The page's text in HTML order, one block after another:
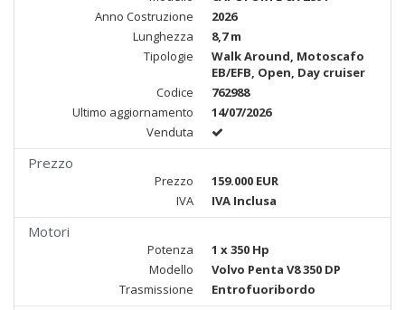
Anno Costruzione
2026
Lunghezza
8,7 m
Tipologie
Walk Around, Motoscafo
EB/EFB, Open, Day cruiser
Codice
762988
Ultimo aggiornamento
14/07/2026
Venduta
Prezzo
Prezzo
159.000 EUR
IVA
IVA Inclusa
Motori
Potenza
1 x 350 Hp
Modello
Volvo Penta V8 350 DP
Trasmissione
Entrofuoribordo